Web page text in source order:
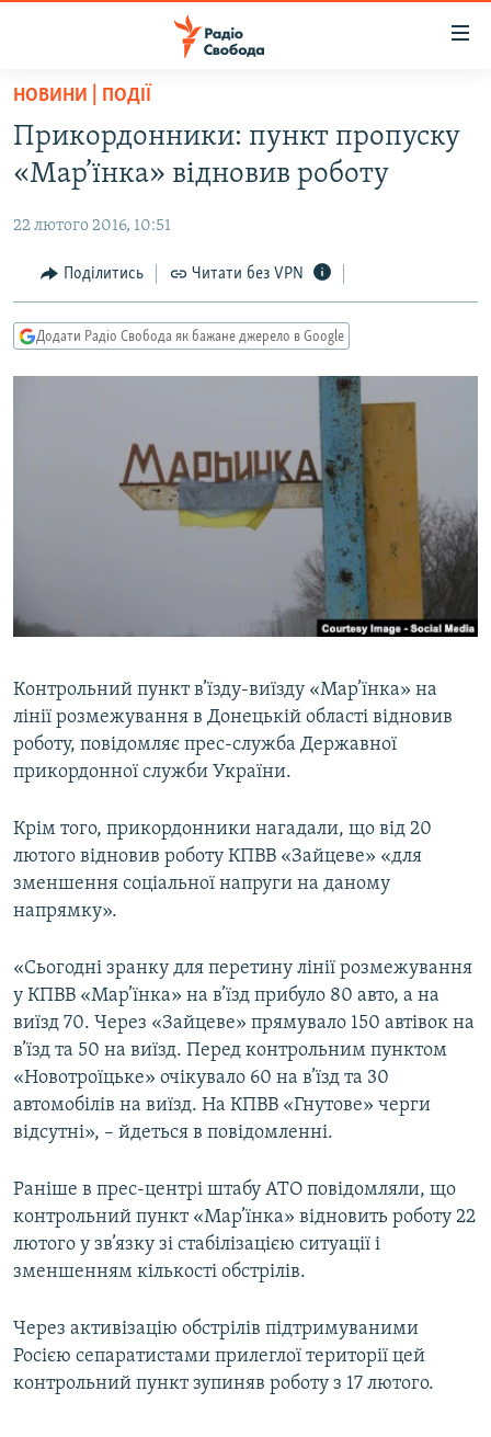
Перейти
основного
матеріалу
Перейти
до
навігації
Перейти
до
ВСЕ ЗА ДОБУ
СТАТТІ
ПОЛІТИКА
ЕКОНОМІКА
КУЛЬТУРА
ВІЙНА
РОСІЙСЬКА «ФІЛЬТРАЦІЯ»
КРИМ.РЕАЛІЇ
КИТАЙ.ВИКЛИКИ
МУЛЬТИМЕДІА
ПОДКАСТИ
КРИМ РЕАЛІЇ
РУС
УКР
ДОЛУЧАЙСЯ!
Усі сайти RFE/RL
НОВИНИ | ПОДІЇ
Прикордонники: пункт пропуску
«Мар’їнка» відновив роботу
22 лютого 2016, 10:51
Поділитись Читати без VPN
Додати Радіо Свобода як бажане джерело в Google
Контрольний пункт в’їзду-виїзду «Мар’їнка» на
лінії розмежування в Донецькій області відновив
роботу, повідомляє прес-служба Державної
прикордонної служби України.
Крім того, прикордонники нагадали, що від 20
лютого відновив роботу КПВВ «Зайцеве» «для
зменшення соціальної напруги на даному
напрямку».
«Сьогодні зранку для перетину лінії розмежування
у КПВВ «Мар’їнка» на в’їзд прибуло 80 авто, а на
виїзд 70. Через «Зайцеве» прямувало 150 автівок на
в’їзд та 50 на виїзд. Перед контрольним пунктом
«Новотроїцьке» очікувало 60 на в’їзд та 30
автомобілів на виїзд. На КПВВ «Гнутове» черги
відсутні», – йдеться в повідомленні.
Раніше в прес-центрі штабу АТО повідомляли, що
контрольний пункт «Мар’їнка» відновить роботу 22
лютого у зв’язку зі стабілізацією ситуації і
зменшенням кількості обстрілів.
Через активізацію обстрілів підтримуваними
Росією сепаратистами прилеглої території цей
контрольний пункт зупиняв роботу з 17 лютого.